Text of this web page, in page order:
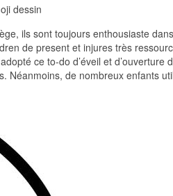
dessin
ils sont toujours enthousiaste
de present et injures très
ce to-do d’éveil et d’ouverture
Néanmoins, de nombreux enfants